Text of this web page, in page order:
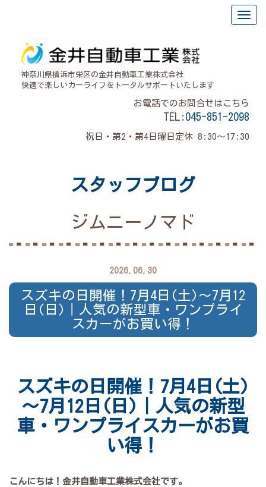
神奈川県横浜市栄区の金井自動車工業株式会社
快適で楽しいカーライフをトータルサポートいたします
お電話でのお問合せはこちら
TEL: 045-851-2098
祝日・第2・第4日曜日定休 8:30～17:30
スタッフブログ
ジムニーノマド
2026.06.30
スズキの日開催！7月4日(土)～7月12
日(日)｜人気の新型車・ワンプライ
スカーがお買い得！
スズキの日開催！7月4日(土)
～7月12日(日)｜人気の新型
車・ワンプライスカーがお買
い得！
こんにちは！金井自動車工業株式会社です。